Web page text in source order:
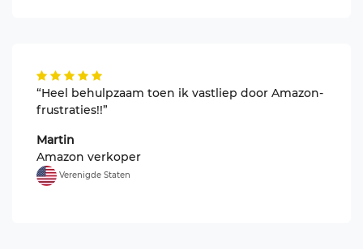
“Heel behulpzaam toen ik vastliep door Amazon-
frustraties!!”
Martin
Amazon verkoper
Verenigde Staten